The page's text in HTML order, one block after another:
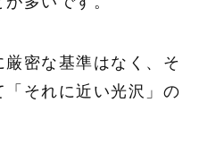
密な基準はなく、そ
それに近い光沢」の